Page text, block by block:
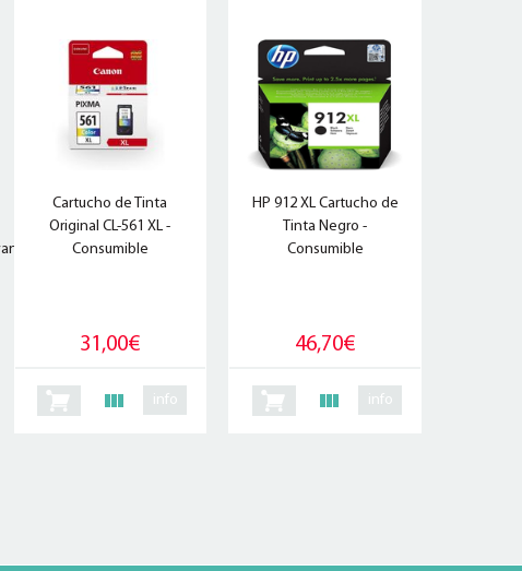
Cartucho de Tinta
Original CL-561 XL -
Consumible
31,00€
info
HP 912 XL Cartucho de
Tinta Negro -
Consumible
46,70€
info